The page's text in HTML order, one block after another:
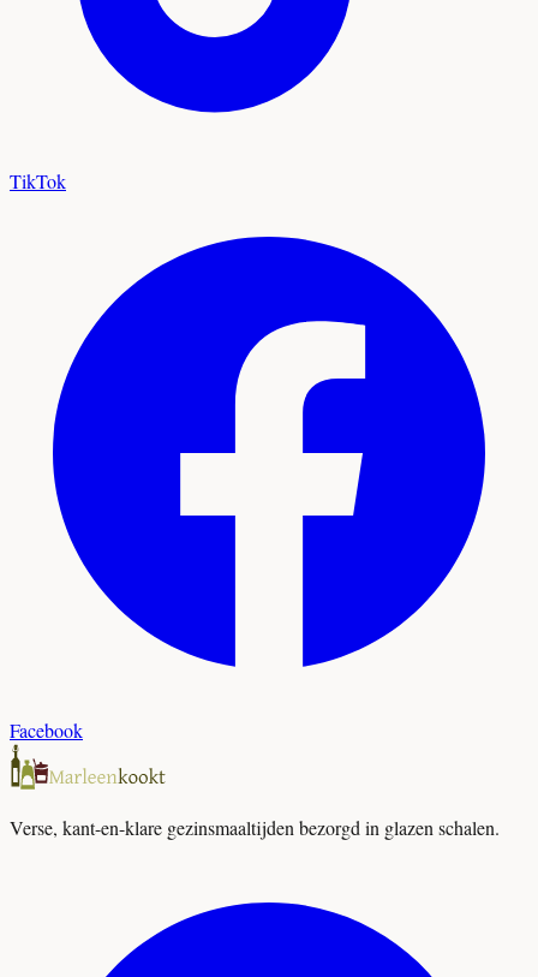
TikTok
Facebook
Verse, kant-en-klare gezinsmaaltijden bezorgd in glazen schalen.